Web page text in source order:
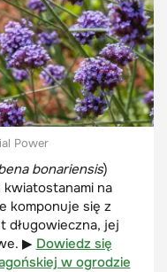
Power
bonariensis)
na
komponuje się z
długowieczna, jej
▶ Dowiedz się
w ogrodzie